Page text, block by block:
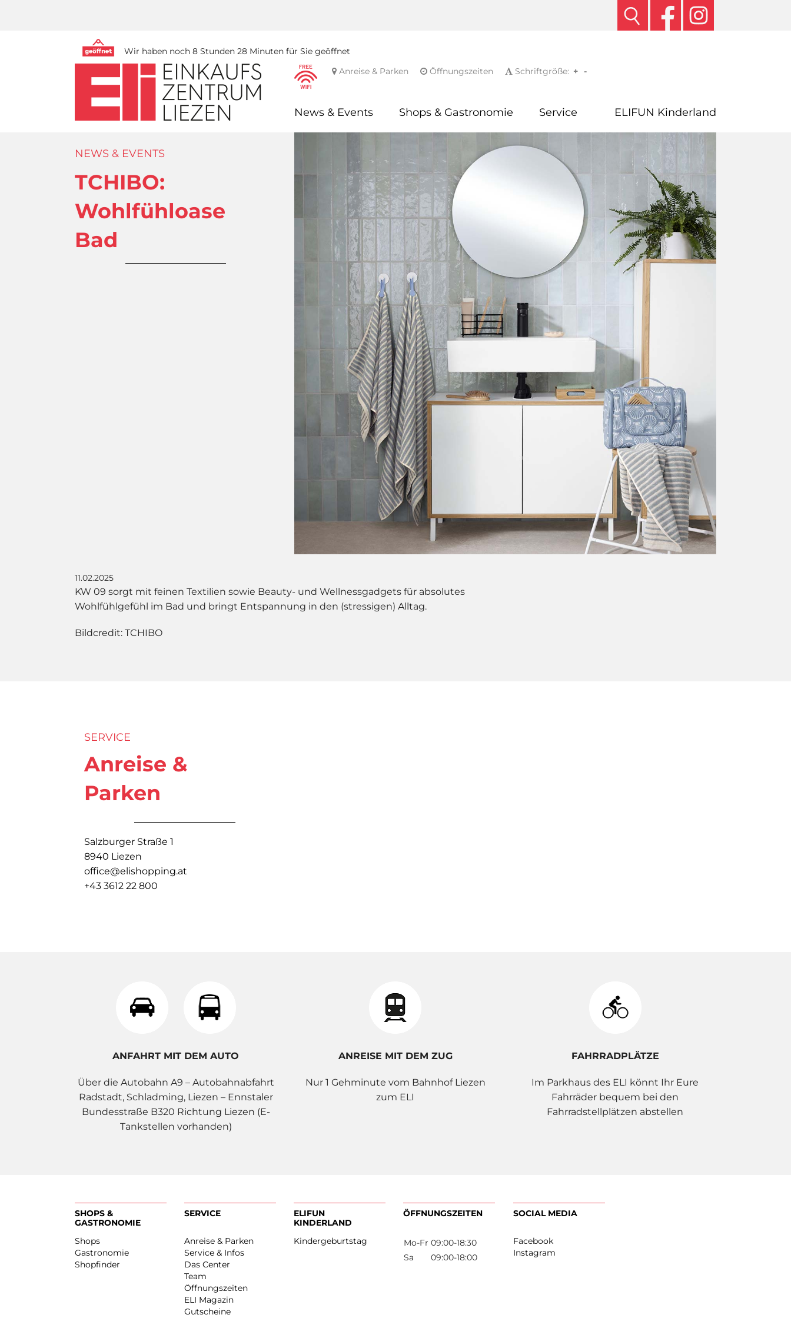
Wir haben noch 8 Stunden 28 Minuten für Sie geöffnet
Anreise & Parken
Öffnungszeiten Schriftgröße: -
+
News & Events Shops & Gastronomie Service ELIFUN Kinderland
NEWS & EVENTS
TCHIBO:
Wohlfühloase
Bad
11.02.2025
KW 09 sorgt mit feinen Textilien sowie Beauty- und Wellnessgadgets für absolutes
Wohlfühlgefühl im Bad und bringt Entspannung in den (stressigen) Alltag.
Bildcredit: TCHIBO
SERVICE
Anreise &
Parken
Salzburger Straße 1
8940 Liezen
office@elishopping.at
+43 3612 22 800
ANFAHRT MIT DEM AUTO
Über die Autobahn A9 – Autobahnabfahrt
Radstadt, Schladming, Liezen – Ennstaler
Bundesstraße B320 Richtung Liezen (E-
Tankstellen vorhanden)
ANREISE MIT DEM ZUG
Nur 1 Gehminute vom Bahnhof Liezen
zum ELI
FAHRRADPLÄTZE
Im Parkhaus des ELI könnt Ihr Eure
Fahrräder bequem bei den
Fahrradstellplätzen abstellen